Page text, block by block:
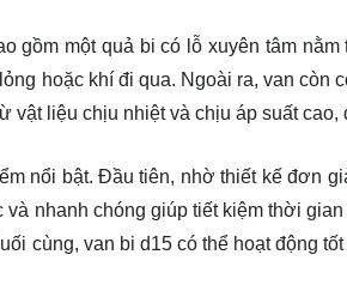
gồm một quả bi có lỗ xuyên tâm
hoặc khí đi qua. Ngoài ra, van còn
vật liệu chịu nhiệt và chịu áp suất
nổi bật. Đầu tiên, nhờ thiết kế đơn
và nhanh chóng giúp tiết kiệm thời
cùng, van bi d15 có thể hoạt động